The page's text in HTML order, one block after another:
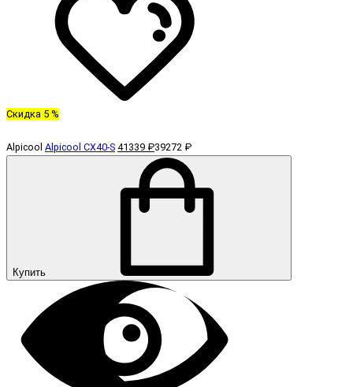
Скидка 5 %
Alpicool Alpicool CX40-S 41339 ₽39272 ₽
Купить